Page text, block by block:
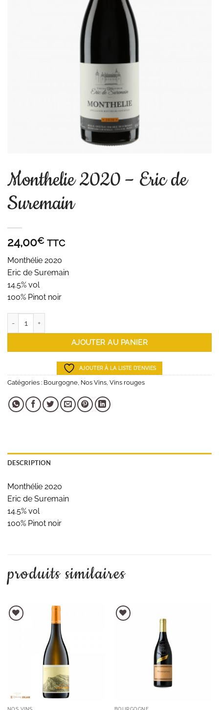
Monthelie 2020 – Eric de
Suremain
24,00€ TTC
Monthélie 2020
Eric de Suremain
14.5% vol
100% Pinot noir
AJOUTER AU PANIER
AJOUTER À LA LISTE D'ENVIES
Catégories : Bourgogne, Nos Vins, Vins rouges
DESCRIPTION
Monthélie 2020
Eric de Suremain
14.5% vol
100% Pinot noir
produits similaires
AJOUTER À LA LISTE D'ENVIES AJOUTER À LA LISTE D'ENVIES